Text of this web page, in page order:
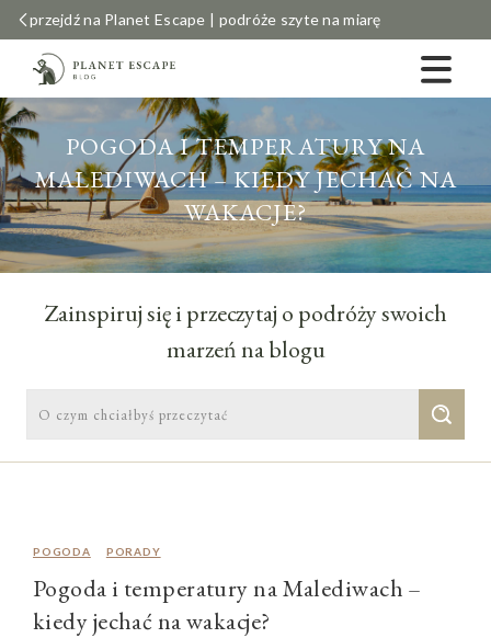
przejdź na Planet Escape | podróże szyte na miarę
POGODA I TEMPERATURY NA
MALEDIWACH – KIEDY JECHAĆ NA
WAKACJE?
Zainspiruj się i przeczytaj o podróży swoich
marzeń na blogu
POGODA PORADY
Pogoda i temperatury na Malediwach –
kiedy jechać na wakacje?